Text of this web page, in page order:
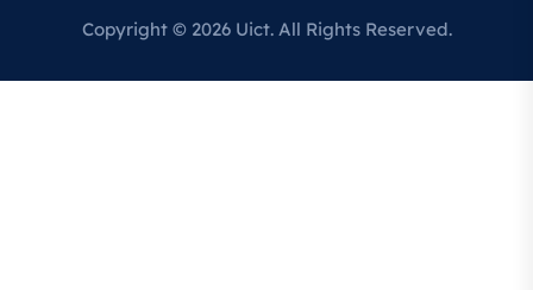
Copyright © 2026 Uict. All Rights Reserved.